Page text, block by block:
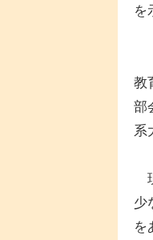
を
教
部
系
少
を